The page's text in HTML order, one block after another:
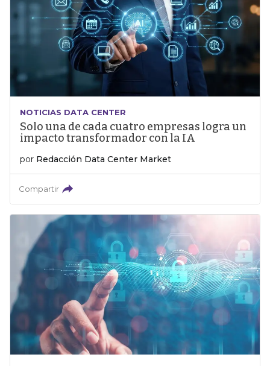
NOTICIAS DATA CENTER
Solo una de cada cuatro empresas logra un
impacto transformador con la IA
por Redacción Data Center Market
Compartir